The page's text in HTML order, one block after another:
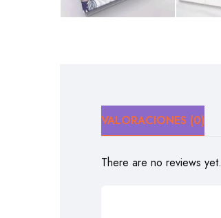
VALORACIONES (0)
There are no reviews yet.